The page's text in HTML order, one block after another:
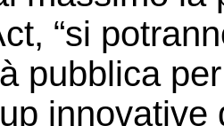
“si
pubblica
innovative